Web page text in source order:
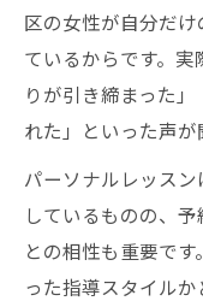
パーソナ
に
区の女性が自分だ
ているからです。
りが引き締まった
れた」といった声が
パーソナルレッス
しているものの、
との相性も重要で
った指導スタイル